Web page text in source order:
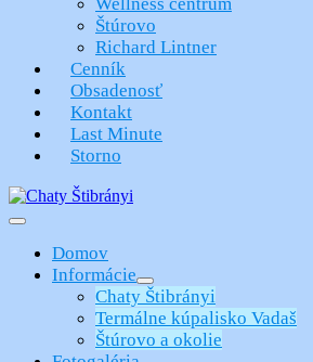
Štúrovo
Richard Lintner
Cenník
Obsadenosť
Kontakt
Last Minute
Storno
Menu
ToggleDomov
Informácie
Menu
Toggle
Chaty Štibrányi
Termálne kúpalisko Vadaš
Štúrovo a okolie